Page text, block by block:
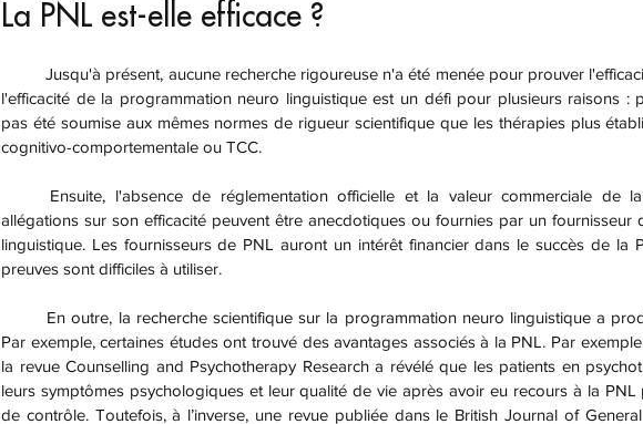
La PNL est-elle efficace ?
	Jusqu'à présent, aucune recherche rigoureuse n'a été menée pour prouver l'efficacité de la PNL. Déterminer
l'efficacité de la programmation neuro linguistique est un défi pour plusieurs raisons :
pas été soumise aux mêmes normes de rigueur scientifique que les thérapies plus
cognitivo-comportementale ou TCC.
allégations sur son efficacité peuvent être anecdotiques ou fournies par un fournisseur
linguistique. Les fournisseurs de PNL auront un intérêt financier dans le succès de la
preuves sont difficiles à utiliser.
Par exemple, certaines études ont trouvé des avantages associés à la PNL. Par
la revue Counselling and Psychotherapy Research a révélé que les patients en
leurs symptômes psychologiques et leur qualité de vie après avoir eu recours à la
de contrôle. Toutefois, à l’inverse, une revue publiée dans le British Journal of